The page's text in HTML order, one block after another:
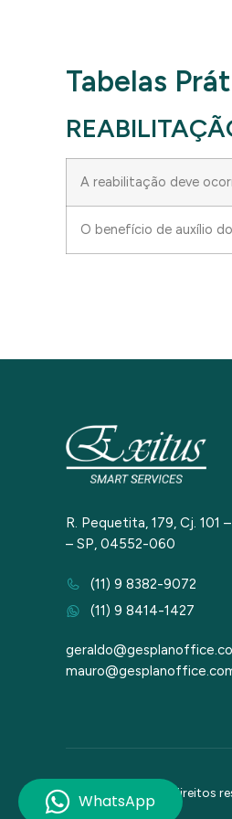
Tabelas
A reabilitação deve
O benefício de auxílio
R. Pequetita, 179, Cj. 101
– SP, 04552-060
(11) 9 8382-9072
(11) 9 8414-1427
2026 © Todos os direitos
WhatsApp